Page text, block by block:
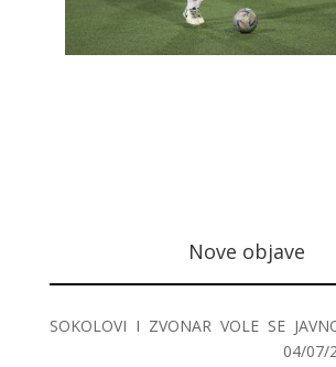
Nove objave
SOKOLOVI I ZVONAR VOLE SE
04/07/